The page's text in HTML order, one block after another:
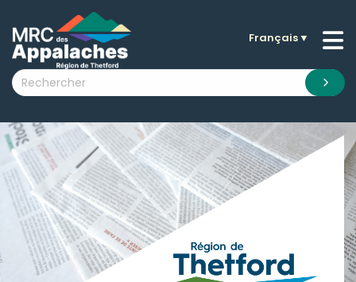
submenu (La MRC )
submenu (Citoyens )
submenu (Visiteurs )
submenu (Nouvelles )
submenu (Documentation )
Français▼